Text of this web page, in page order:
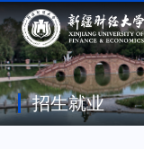
招生就业